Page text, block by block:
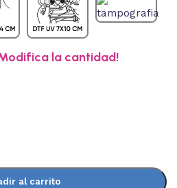
la cantidad!
al carrito